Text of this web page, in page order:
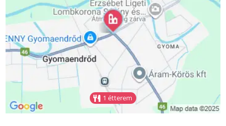
1 étterem